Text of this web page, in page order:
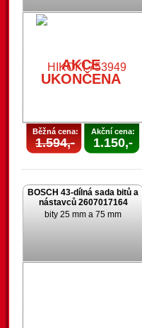
AKCE
UKONČENA
Běžná cena:
1.594,-
Akční cena:
1.150,-
BOSCH 43-dílná sada bitů a
nástavců 2607017164
bity 25 mm a 75 mm